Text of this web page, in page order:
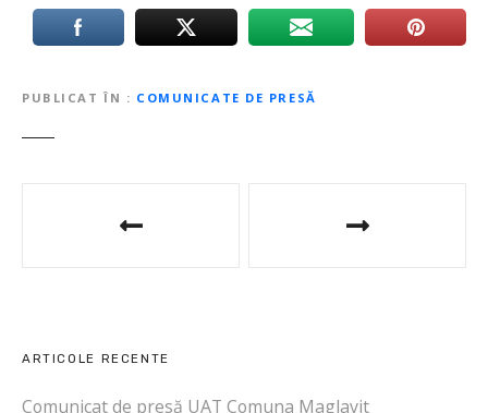
PUBLICAT ÎN COMUNICATE DE PRESĂ
g
ARTICOLE RECENTE
Comunicat de presă UAT Comuna Maglavit